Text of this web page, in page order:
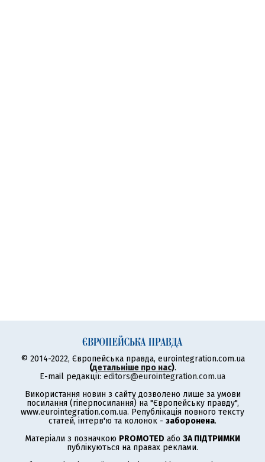
© 2014-2022, Європейська правда, eurointegration.com.ua
(детальніше про нас).
E-mail редакції: editors@eurointegration.com.ua
Використання новин з сайту дозволено лише за умови
посилання (гіперпосилання) на "Європейську правду",
www.eurointegration.com.ua. Републікація повного тексту
статей, інтерв'ю та колонок - заборонена.
Матеріали з позначкою PROMOTED або ЗА ПІДТРИМКИ
публікуються на правах реклами.